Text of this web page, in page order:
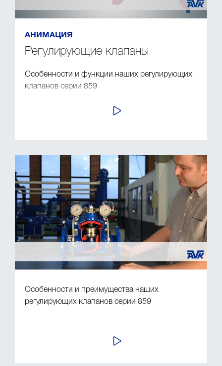
АНИМАЦИЯ
Регулирующие клапаны
Особенности и функции наших регулирующих
клапанов серии 859
ПРОСМОТР
Особенности и преимущества наших
регулирующих клапанов серии 859
ПРОСМОТР